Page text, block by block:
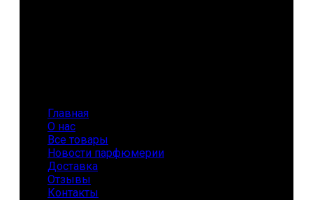
Главная
О нас
Все товары
Новости парфюмерии
Доставка
Отзывы
Контакты